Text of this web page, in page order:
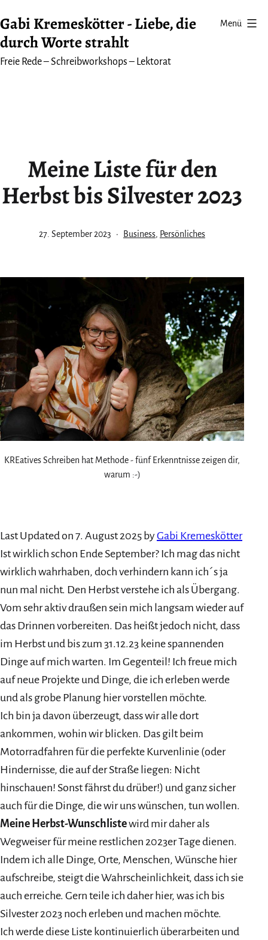
Inhalt
springen
Gabi Kremeskötter - Liebe, die
durch Worte strahlt
Freie Rede – Schreibworkshops – Lektorat
Menü
Meine Liste für den
Herbst bis Silvester 2023
Veröffentlicht
27. September 2023
Kategorisiert
Business, Persönliches
KREatives Schreiben hat Methode - fünf Erkenntnisse zeigen dir,
warum :-)
Last Updated on 7. August 2025 byGabi Kremeskötter
Ist wirklich schon Ende September? Ich mag das nicht
wirklich wahrhaben, doch verhindern kann ich´s ja
nun mal nicht. Den Herbst verstehe ich als Übergang.
Vom sehr aktiv draußen sein mich langsam wieder auf
das Drinnen vorbereiten. Das heißt jedoch nicht, dass
im Herbst und bis zum 31.12.23 keine spannenden
Dinge auf mich warten. Im Gegenteil! Ich freue mich
auf neue Projekte und Dinge, die ich erleben werde
und als grobe Planung hier vorstellen möchte.
Ich bin ja davon überzeugt, dass wir alle dort
ankommen, wohin wir blicken. Das gilt beim
Motorradfahren für die perfekte Kurvenlinie (oder
Hindernisse, die auf der Straße liegen: Nicht
hinschauen! Sonst fährst du drüber!) und ganz sicher
auch für die Dinge, die wir uns wünschen, tun wollen.
Meine Herbst-Wunschlistewird mir daher als
Wegweiser für meine restlichen 2023er Tage dienen.
Indem ich alle Dinge, Orte, Menschen, Wünsche hier
aufschreibe, steigt die Wahrscheinlichkeit, dass ich sie
auch erreiche. Gern teile ich daher hier, was ich bis
Silvester 2023 noch erleben und machen möchte.
Ich werde diese Liste kontinuierlich überarbeiten und